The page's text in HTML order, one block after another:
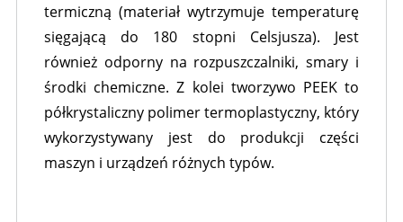
termiczną (materiał wytrzymuje temperaturę
sięgającą do 180 stopni Celsjusza). Jest
również odporny na rozpuszczalniki, smary i
środki chemiczne. Z kolei tworzywo PEEK to
półkrystaliczny polimer termoplastyczny, który
wykorzystywany jest do produkcji części
maszyn i urządzeń różnych typów.